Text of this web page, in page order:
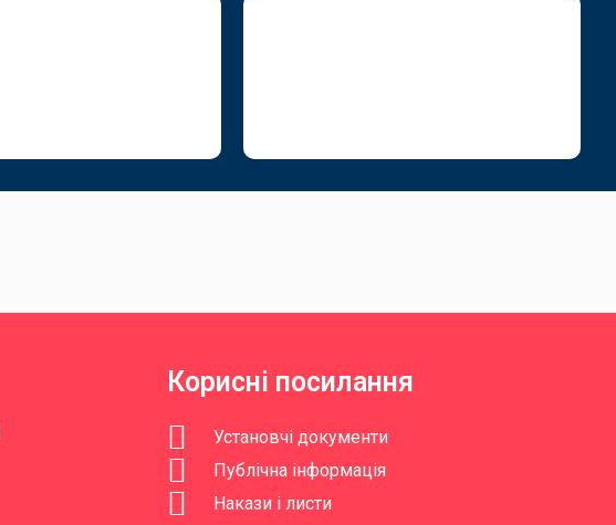
Корисні посилання
Установчі документи
Публічна інформація
Накази і листи